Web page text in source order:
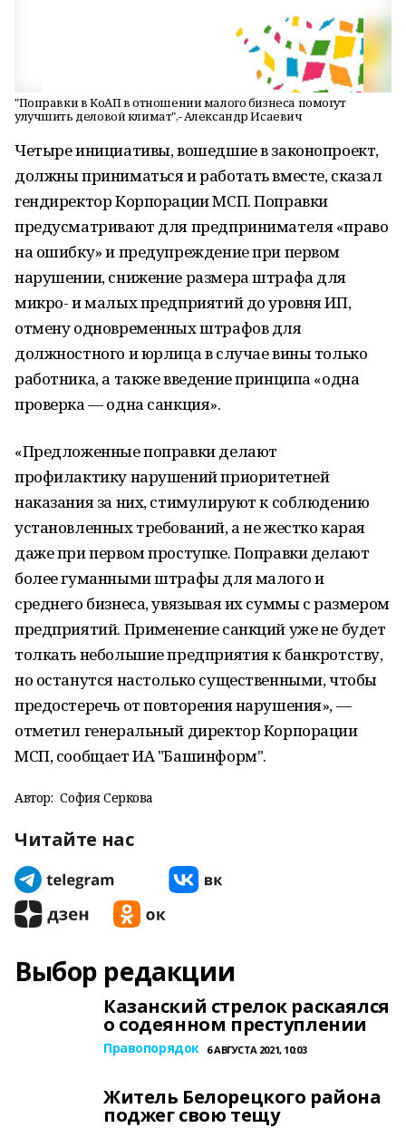
"Поправки в КоАП в отношении малого бизнеса помогут
улучшить деловой климат",- Александр Исаевич
Четыре инициативы, вошедшие в законопроект,
должны приниматься и работать вместе, сказал
гендиректор Корпорации МСП. Поправки
предусматривают для предпринимателя «право
на ошибку» и предупреждение при первом
нарушении, снижение размера штрафа для
микро- и малых предприятий до уровня ИП,
отмену одновременных штрафов для
должностного и юрлица в случае вины только
работника, а также введение принципа «одна
проверка — одна санкция».
«Предложенные поправки делают
профилактику нарушений приоритетней
наказания за них, стимулируют к соблюдению
установленных требований, а не жестко карая
даже при первом проступке. Поправки делают
более гуманными штрафы для малого и
среднего бизнеса, увязывая их суммы с размером
предприятий. Применение санкций уже не будет
толкать небольшие предприятия к банкротству,
но останутся настолько существенными, чтобы
предостеречь от повторения нарушения», —
отметил генеральный директор Корпорации
МСП, сообщает ИА "Башинформ".
Автор: София Серкова
Читайте нас
Выбор редакции
Казанский стрелок раскаялся
о содеянном преступлении
Правопорядок 6 АВГУСТА 2021, 10:03
Житель Белорецкого района
поджег свою тещу